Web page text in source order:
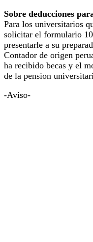
Sobre deducciones
Para los universitarios
solicitar el formulario
presentarle a su
Contador de origen
ha recibido becas y el
de la pension
-Aviso-